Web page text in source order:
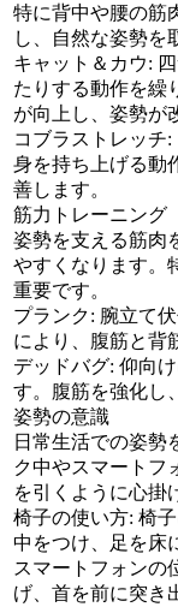
特に背中や腰の筋
し、自然な姿勢を
キャット＆カウ:
たりする動作を繰
が向上し、姿勢が
コブラストレッチ
身を持ち上げる動
善します。
筋力トレーニング
姿勢を支える筋肉
やすくなります。
重要です。
プランク: 腕立て
により、腹筋と背
デッドバグ: 仰向
す。腹筋を強化し
姿勢の意識
日常生活での姿勢
ク中やスマートフ
を引くように心掛
椅子の使い方: 椅
中をつけ、足を床
スマートフォンの
げ、首を前に突き